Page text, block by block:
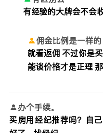
有经验的大牌会不会
佣金比例是一样的
就看返佣 不过你是
能谈价格才是正理
办个手续。
买房用经纪推荐吗？自